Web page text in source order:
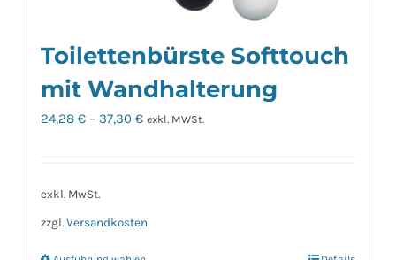
Toilettenbürste Softtouch
mit Wandhalterung
24,28 € – 37,30 € exkl. MWSt.
exkl. MwSt.
zzgl. Versandkosten